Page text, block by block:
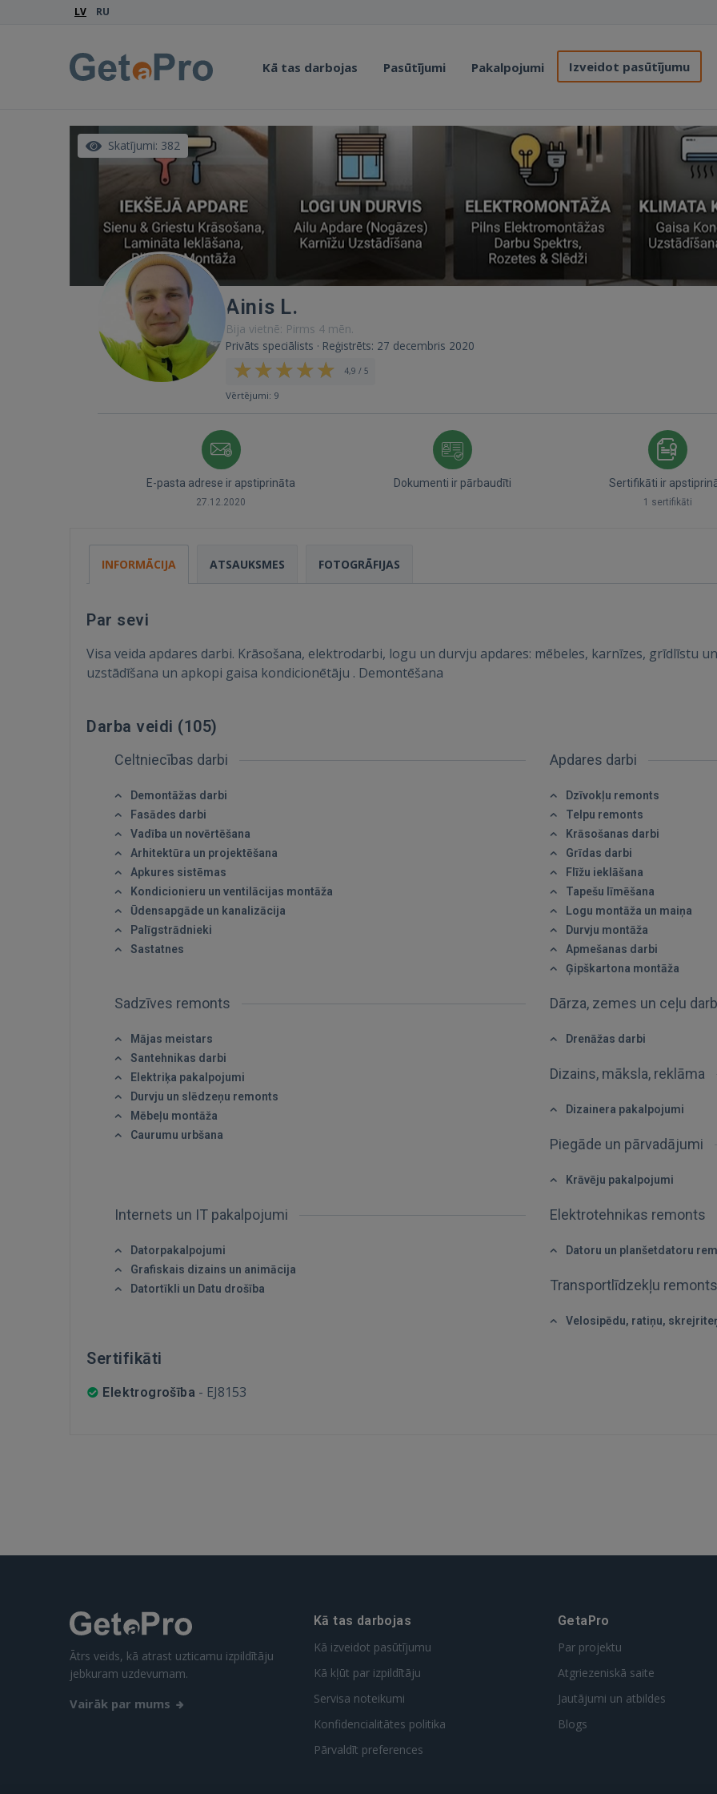
LV RU
Kā tas darbojas Pasūtījumi Pakalpojumi Izveidot pasūtījumu
IENĀKT
FACEBOOK
GOOGLE
Skatījumi: 382
Ainis L.
Bija vietnē: Pirms 4 mēn.
Privāts speciālists · Reģistrēts: 27 decembris 2020
4,9 / 5
Vērtējumi: 9
E-pasta adrese ir apstiprināta
27.12.2020
Dokumenti ir pārbaudīti Sertifikāti ir
1 sertifikāti
INFORMĀCIJA ATSAUKSMES FOTOGRĀFIJAS
Par sevi
Visa veida apdares darbi. Krāsošana, elektrodarbi, logu un durvju apdares: mēbeles, karnīzes, grīdlīstu
uzstādīšana un apkopi gaisa kondicionētāju . Demontēšana
Darba veidi (105)
Celtniecības darbi
Demontāžas darbi
Fasādes darbi
Vadība un novērtēšana
Arhitektūra un projektēšana
Apkures sistēmas
Kondicionieru un ventilācijas montāža
Ūdensapgāde un kanalizācija
Palīgstrādnieki
Sastatnes
Apdares darbi
Dzīvokļu remonts
Telpu remonts
Krāsošanas darbi
Grīdas darbi
Flīžu ieklāšana
Tapešu līmēšana
Logu montāža un maiņa
Durvju montāža
Apmešanas darbi
Ģipškartona montāža
Sadzīves remonts
Mājas meistars
Santehnikas darbi
Elektriķa pakalpojumi
Durvju un slēdzeņu remonts
Mēbeļu montāža
Caurumu urbšana
Dārza, zemes un ceļu
Drenāžas darbi
Dizains, māksla, reklāma
Dizainera pakalpojumi
Piegāde un pārvadājumi
Krāvēju pakalpojumi
Internets un IT pakalpojumi
Datorpakalpojumi
Grafiskais dizains un animācija
Datortīkli un Datu drošība
Elektrotehnikas remonts
Datoru un planšetdatoru
Transportlīdzekļu
Velosipēdu, ratiņu,
Sertifikāti
Elektrogrošība - EJ8153
Ātrs veids, kā atrast uzticamu izpildītāju
jebkuram uzdevumam.
Vairāk par mums
Kā tas darbojas
Kā izveidot pasūtījumu
Kā kļūt par izpildītāju
Servisa noteikumi
Konfidencialitātes politika
Pārvaldīt preferences
GetaPro
Par projektu
Atgriezeniskā saite
Jautājumi un atbildes
Blogs